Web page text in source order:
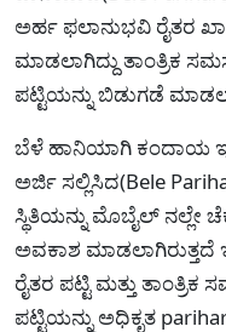
ಅರ್ಹ ಫಲಾನುಭವಿ ರೈತರ
ಮಾಡಲಾಗಿದ್ದು ತಾಂತ್ರಿಕ
ಪಟ್ಟಿಯನ್ನು ಬಿಡುಗಡೆ
ಬೆಳೆ ಹಾನಿಯಾಗಿ ಕಂದಾಯ
ಅರ್ಜಿ ಸಲ್ಲಿಸಿದ(Bele
ಸ್ಥಿತಿಯನ್ನು ಮೊಬೈಲ್
ಅವಕಾಶ ಮಾಡಲಾಗಿರುತ್ತದೆ
ರೈತರ ಪಟ್ಟಿ ಮತ್ತು
ಪಟ್ಟಿಯನ್ನು ಅಧಿಕೃತ